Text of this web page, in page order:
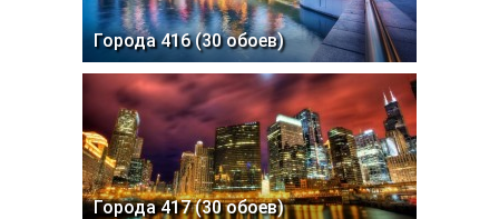
Города 416 (30 обоев)
Города 417 (30 обоев)